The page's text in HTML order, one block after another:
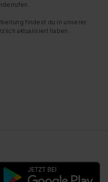
findest du in unserer
aktualisiert haben.